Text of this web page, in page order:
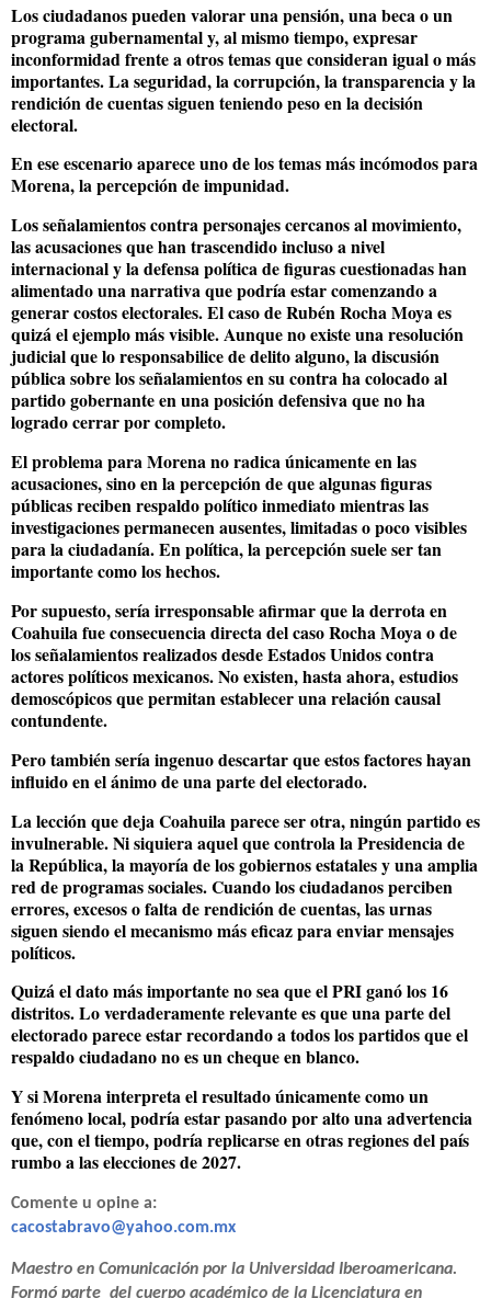
Los ciudadanos pueden valorar una pensión, una beca o un
programa gubernamental y, al mismo tiempo, expresar
inconformidad frente a otros temas que consideran igual o más
importantes. La seguridad, la corrupción, la transparencia y la
rendición de cuentas siguen teniendo peso en la decisión
electoral.
En ese escenario aparece uno de los temas más incómodos para
Morena, la percepción de impunidad.
Los señalamientos contra personajes cercanos al movimiento,
las acusaciones que han trascendido incluso a nivel
internacional y la defensa política de figuras cuestionadas han
alimentado una narrativa que podría estar comenzando a
generar costos electorales. El caso de Rubén Rocha Moya es
quizá el ejemplo más visible. Aunque no existe una resolución
judicial que lo responsabilice de delito alguno, la discusión
pública sobre los señalamientos en su contra ha colocado al
partido gobernante en una posición defensiva que no ha
logrado cerrar por completo.
El problema para Morena no radica únicamente en las
acusaciones, sino en la percepción de que algunas figuras
públicas reciben respaldo político inmediato mientras las
investigaciones permanecen ausentes, limitadas o poco visibles
para la ciudadanía. En política, la percepción suele ser tan
importante como los hechos.
Por supuesto, sería irresponsable afirmar que la derrota en
Coahuila fue consecuencia directa del caso Rocha Moya o de
los señalamientos realizados desde Estados Unidos contra
actores políticos mexicanos. No existen, hasta ahora, estudios
demoscópicos que permitan establecer una relación causal
contundente.
Pero también sería ingenuo descartar que estos factores hayan
influido en el ánimo de una parte del electorado.
La lección que deja Coahuila parece ser otra, ningún partido es
invulnerable. Ni siquiera aquel que controla la Presidencia de
la República, la mayoría de los gobiernos estatales y una amplia
red de programas sociales. Cuando los ciudadanos perciben
errores, excesos o falta de rendición de cuentas, las urnas
siguen siendo el mecanismo más eficaz para enviar mensajes
políticos.
Quizá el dato más importante no sea que el PRI ganó los 16
distritos. Lo verdaderamente relevante es que una parte del
electorado parece estar recordando a todos los partidos que el
respaldo ciudadano no es un cheque en blanco.
Y si Morena interpreta el resultado únicamente como un
fenómeno local, podría estar pasando por alto una advertencia
que, con el tiempo, podría replicarse en otras regiones del país
rumbo a las elecciones de 2027.
Comente u opine a:
cacostabravo@yahoo.com.mx
Maestro en Comunicación por la Universidad Iberoamericana.
Formó parte del cuerpo académico de la Licenciatura en